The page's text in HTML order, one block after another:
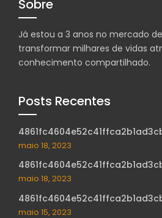
Sobre
Já estou a 3 anos no mercado
transformar milhares de vidas
conhecimento compartilhado.
Posts Recentes
maio 18, 2023
maio 18, 2023
maio 15, 2023